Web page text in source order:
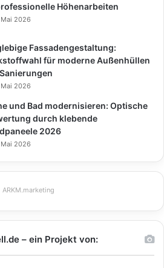
Höhenarbeiten
2026
Fassadengestaltung:
für moderne Außenhüllen
2026
und Bad modernisieren: Optische
durch klebende
2026
2026
ARKM.marketing
– ein Projekt von: